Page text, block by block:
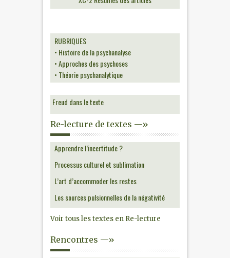
RUBRIQUES
• Histoire de la psychanalyse
• Approches des psychoses
• Théorie psychanalytique
Freud dans le texte
Re-lecture de textes —»
Apprendre l’incertitude ?
Processus culturel et sublimation
L’art d’accommoder les restes
Les sources pulsionnelles de la négativité
Voir tous les textes en Re-lecture
Rencontres —»